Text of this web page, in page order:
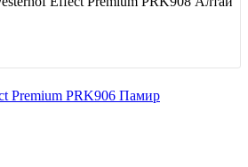
Premium PRK906 Памир